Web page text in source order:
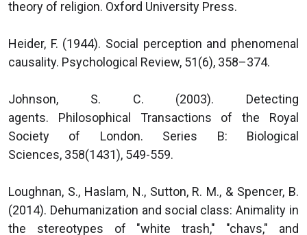
theory of religion. Oxford University Press.
Heider, F. (1944). Social perception and phenomenal
causality. Psychological Review, 51(6), 358–374.
Johnson, S. C. (2003). Detecting
agents. Philosophical Transactions of the Royal
Society of London. Series B: Biological
Sciences, 358(1431), 549-559.
Loughnan, S., Haslam, N., Sutton, R. M., & Spencer, B.
(2014). Dehumanization and social class: Animality in
the stereotypes of "white trash," "chavs," and